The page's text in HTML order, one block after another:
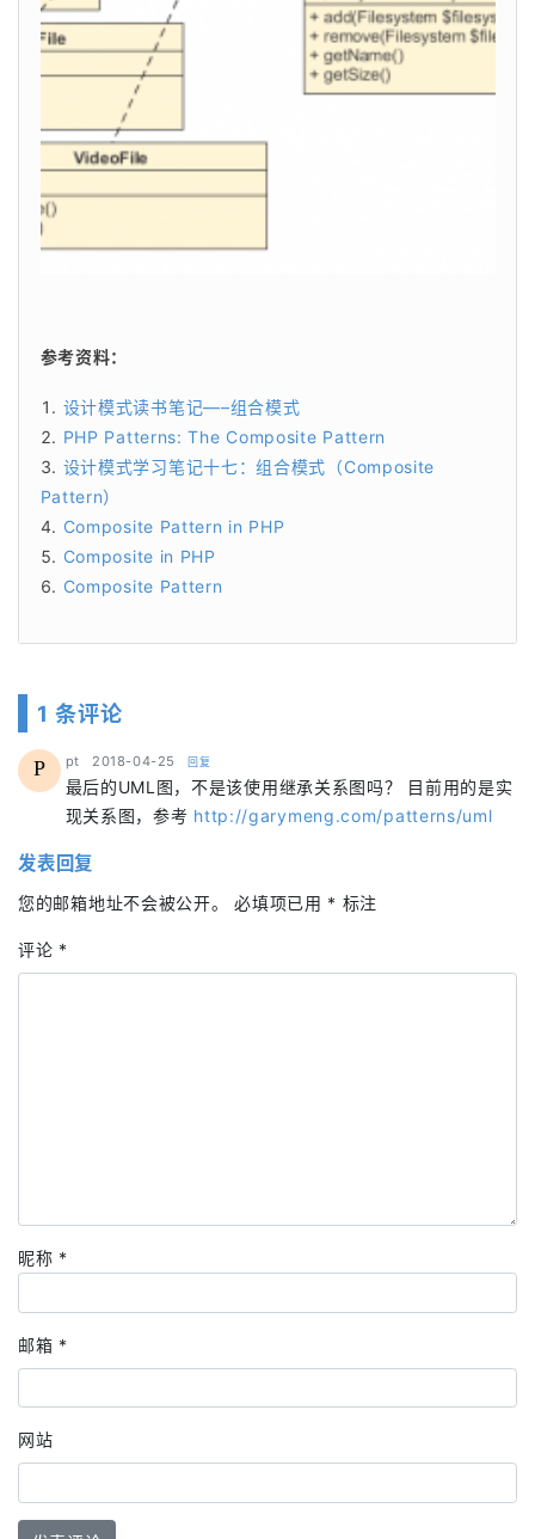
参考资料：
设计模式读书笔记—–组合模式
PHP Patterns: The Composite Pattern
设计模式学习笔记十七：组合模式（Composite
Pattern）
Composite Pattern in PHP
Composite in PHP
Composite Pattern
1 条评论
P pt says:
2018-04-25 回复
最后的UML图，不是该使用继承关系图吗？ 目前用的是实
现关系图，参考 http://garymeng.com/patterns/uml
发表回复
您的邮箱地址不会被公开。 必填项已用 * 标注
评论 *
昵称 *
邮箱 *
网站